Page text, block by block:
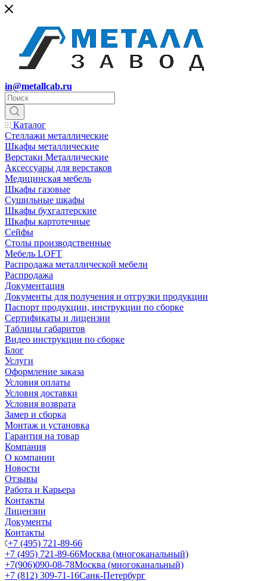
in@metallcab.ru
Каталог
Стеллажи металлические
Шкафы металлические
Верстаки Металлические
Аксессуары для верстаков
Медицинская мебель
Шкафы газовые
Сушильные шкафы
Шкафы бухгалтерские
Шкафы картотечные
Сейфы
Столы производственные
Мебель LOFT
Распродажа металлической мебели
Распродажа
Документация
Документы для получения и отгрузки продукции
Паспорт продукции, инструкции по сборке
Сертификаты и лицензии
Таблицы габаритов
Видео инструкции по сборке
Блог
Услуги
Оформление заказа
Условия оплаты
Условия доставки
Условия возврата
Замер и сборка
Монтаж и установка
Гарантия на товар
Компания
О компании
Новости
Отзывы
Работа и Карьера
Контакты
Лицензии
Документы
Контакты
+7 (495) 721-89-66
+7 (495) 721-89-66Москва (многоканальный)
+7(906)090-08-78Москва (многоканальный)
+7 (812) 309-71-16Санк-Петербург